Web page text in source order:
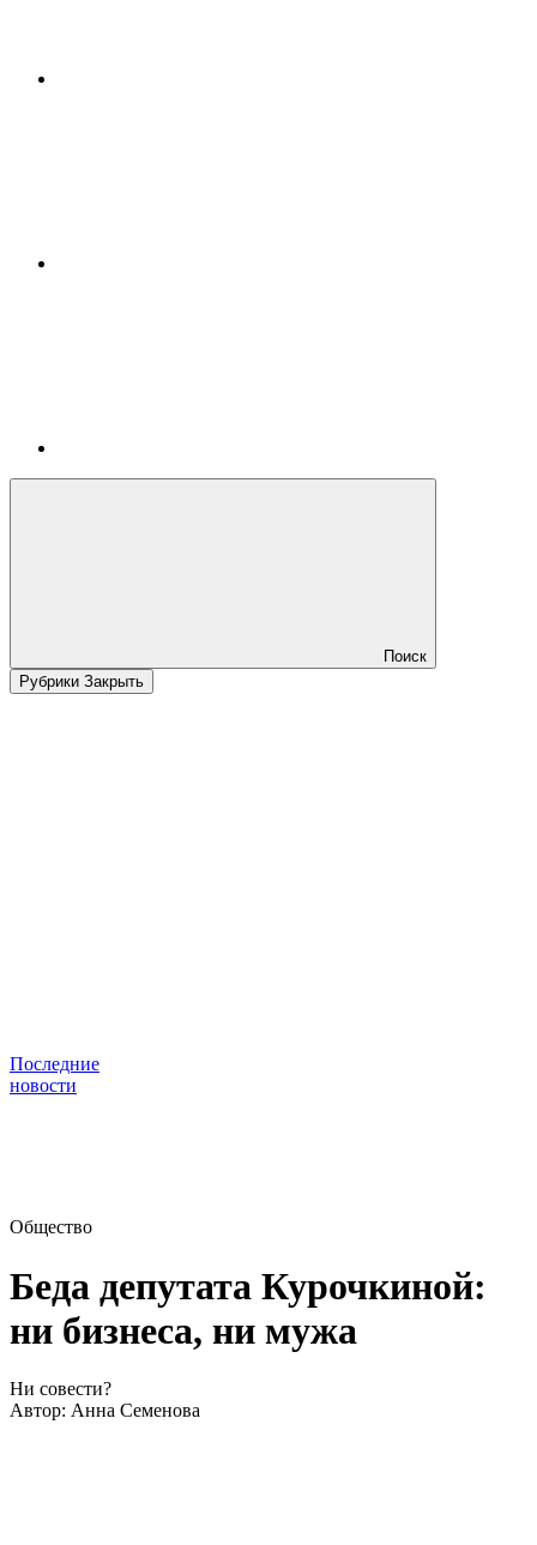
Поиск
Рубрики Закрыть
Последние
новости
Общество
Беда депутата Курочкиной:
ни бизнеса, ни мужа
Ни совести?
Автор: Анна Семенова